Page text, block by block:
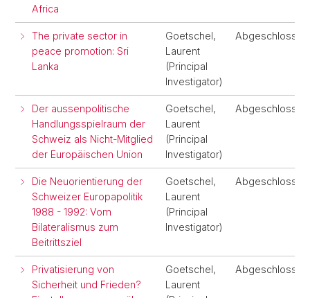
Africa
The private sector in
peace promotion: Sri
Lanka
Goetschel,
Laurent
(Principal
Investigator)
Abgeschlossen
Der aussenpolitische
Handlungsspielraum der
Schweiz als Nicht-Mitglied
der Europäischen Union
Goetschel,
Laurent
(Principal
Investigator)
Abgeschlossen
Die Neuorientierung der
Schweizer Europapolitik
1988 - 1992: Vom
Bilateralismus zum
Beitrittsziel
Goetschel,
Laurent
(Principal
Investigator)
Abgeschlossen
Privatisierung von
Sicherheit und Frieden?
Goetschel,
Laurent
Abgeschlossen